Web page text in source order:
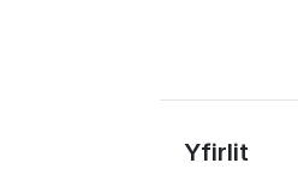
Yfirlit